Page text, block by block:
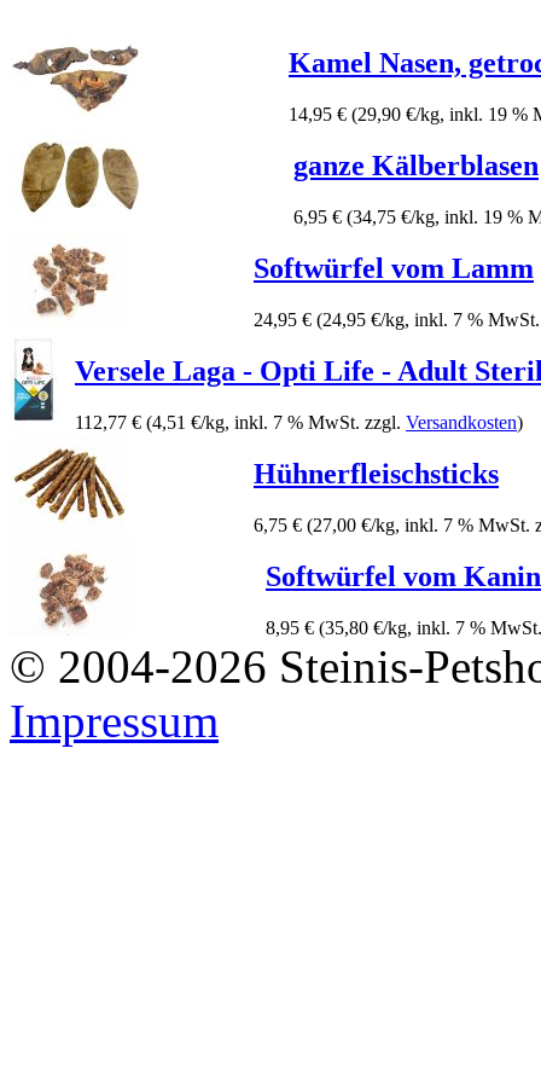
Kamel Nasen,
14,95 € (29,90 €/kg, inkl. 19 %
ganze Kälberblasen
6,95 € (34,75 €/kg, inkl. 19 %
Softwürfel vom Lamm
24,95 € (24,95 €/kg, inkl. 7 %
Versele Laga - Opti Life - Adult
112,77 € (4,51 €/kg, inkl. 7 % MwSt. zzgl. Versandkosten)
Hühnerfleischsticks
6,75 € (27,00 €/kg, inkl. 7 % MwSt.
Softwürfel vom
8,95 € (35,80 €/kg, inkl. 7 %
© 2004-2026 Steinis-
Impressum